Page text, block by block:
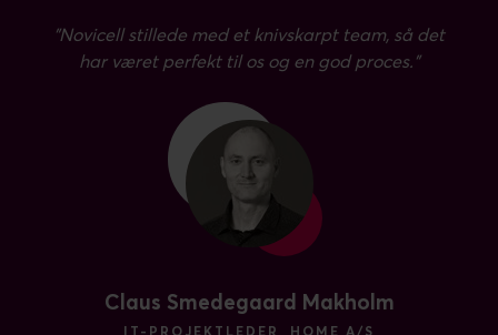
”Novicell stillede med et knivskarpt team, så det
har været perfekt til os og en god proces.”
Claus Smedegaard Makholm